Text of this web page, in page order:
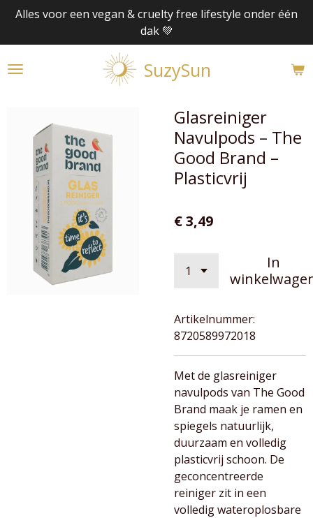
Ga
naar
de
SuzySun
Alles voor een vegan & cruelty free lifestyle onder één
dak 💚
Glasreiniger
Navulpods – The
Good Brand –
Plasticvrij
€ 3,49
In
Artikelnummer:
8720589972018
Met de glasreiniger
navulpods van The Good
Brand maak je ramen en
spiegels natuurlijk,
duurzaam en volledig
plasticvrij schoon. De
geconcentreerde
reiniger zit in een
volledig wateroplosbare